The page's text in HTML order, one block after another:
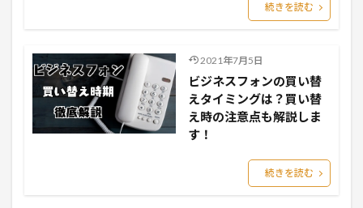
続きを読む
2021年7月5日
ビジネスフォンの買い替
えタイミングは？買い替
え時の注意点も解説しま
す！
続きを読む